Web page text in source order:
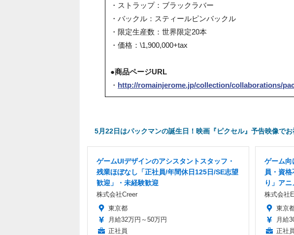
・ストラップ：ブラックラバー
・バックル：スティールピンバックル
・限定生産数：世界限定20本
・価格：\1,900,000+tax
●商品ページURL
・ http://romainjerome.jp/collection/collaborations/
5月22日はパックマンの誕生日！映画『ピクセル』予告映像でお
ゲームUIデザインのアシスタントスタッフ・
残業ほぼなし「正社員/年間休日125日/SE志望
歓迎」・未経験歓迎
株式会社Creer
東京都
月給32万円～50万円
正社員
ゲーム向
員・資
り」ア
株式会社
東京
月給
正社員